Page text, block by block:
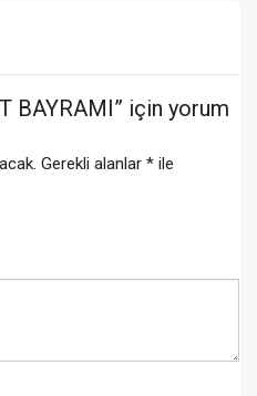
BAYRAMI” için yorum
Gerekli alanlar * ile